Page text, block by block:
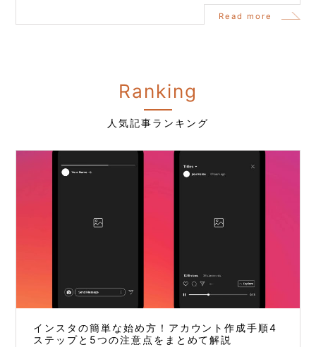
Read more
Ranking
人気記事ランキング
インスタの簡単な始め方！アカウント作成手順4
ステップと5つの注意点をまとめて解説